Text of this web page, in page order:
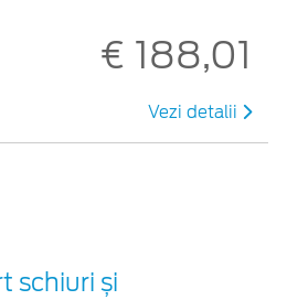
€ 188,01
Vezi detalii
schiuri și